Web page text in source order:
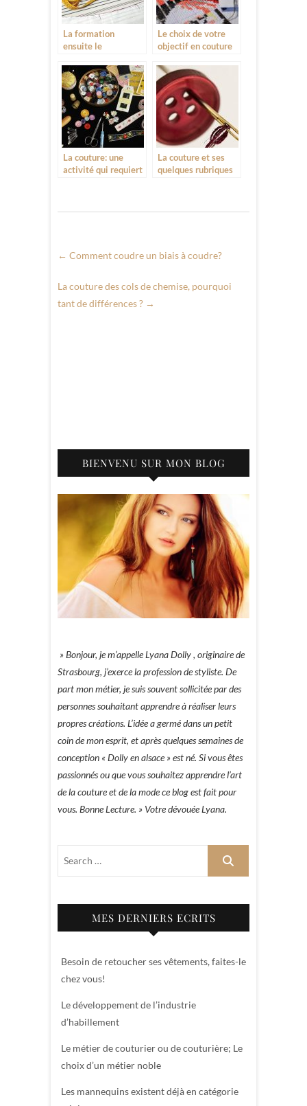
La formation
ensuite le
activités
Le choix de votre
objectif en couture
La couture: une
activité qui requiert
La couture et ses
quelques rubriques
← Comment coudre un biais à coudre?
La couture des cols de chemise, pourquoi
tant de différences ? →
BIENVENU SUR MON BLOG
» Bonjour, je m’appelle Lyana Dolly , originaire de
Strasbourg, j’exerce la profession de styliste. De
part mon métier, je suis souvent sollicitée par des
personnes souhaitant apprendre à réaliser leurs
propres créations. L’idée a germé dans un petit
coin de mon esprit, et après quelques semaines de
conception « Dolly en alsace » est né. Si vous êtes
passionnés ou que vous souhaitez apprendre l’art
de la couture et de la mode ce blog est fait pour
vous. Bonne Lecture. » Votre dévouée Lyana.
MES DERNIERS ECRITS
Besoin de retoucher ses vêtements, faites-le
chez vous!
Le développement de l’industrie
d’habillement
Le métier de couturier ou de couturière; Le
choix d’un métier noble
Les mannequins existent déjà en catégorie